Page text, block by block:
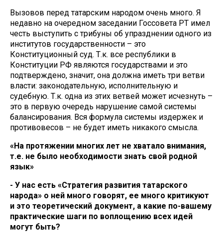
Вызовов перед татарским народом очень много. Я
недавно на очередном заседании Госсовета РТ имел
честь выступить с трибуны об упразднении одного из
институтов государственности – это
Конституционный суд. Т.к. все республики в
Конституции РФ являются государствами и это
подтверждено, значит, она должна иметь три ветви
власти: законодательную, исполнительную и
судебную. Т.к. одна из этих ветвей может исчезнуть –
это в первую очередь нарушение самой системы
балансирования. Вся формула системы издержек и
противовесов – не будет иметь никакого смысла.
«На протяжении многих лет не хватало внимания,
т.е. не было необходимости знать свой родной
язык»
- У нас есть «Стратегия развития татарского
народа» о ней много говорят, ее много критикуют
и это теоретический документ, а какие по-вашему
практические шаги по воплощению всех идей
могут быть?